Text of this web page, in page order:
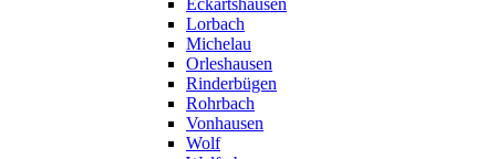
Eckartshausen
Lorbach
Michelau
Orleshausen
Rinderbügen
Rohrbach
Vonhausen
Wolf